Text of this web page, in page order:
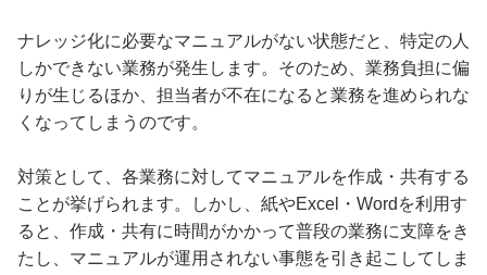
ナレッジ化に必要なマニュアルがない状態だと、特定の人
しかできない業務が発生します。そのため、業務負担に偏
りが生じるほか、担当者が不在になると業務を進められな
くなってしまうのです。
対策として、各業務に対してマニュアルを作成・共有する
ことが挙げられます。しかし、紙やExcel・Wordを利用す
ると、作成・共有に時間がかかって普段の業務に支障をき
たし、マニュアルが運用されない事態を引き起こしてしま